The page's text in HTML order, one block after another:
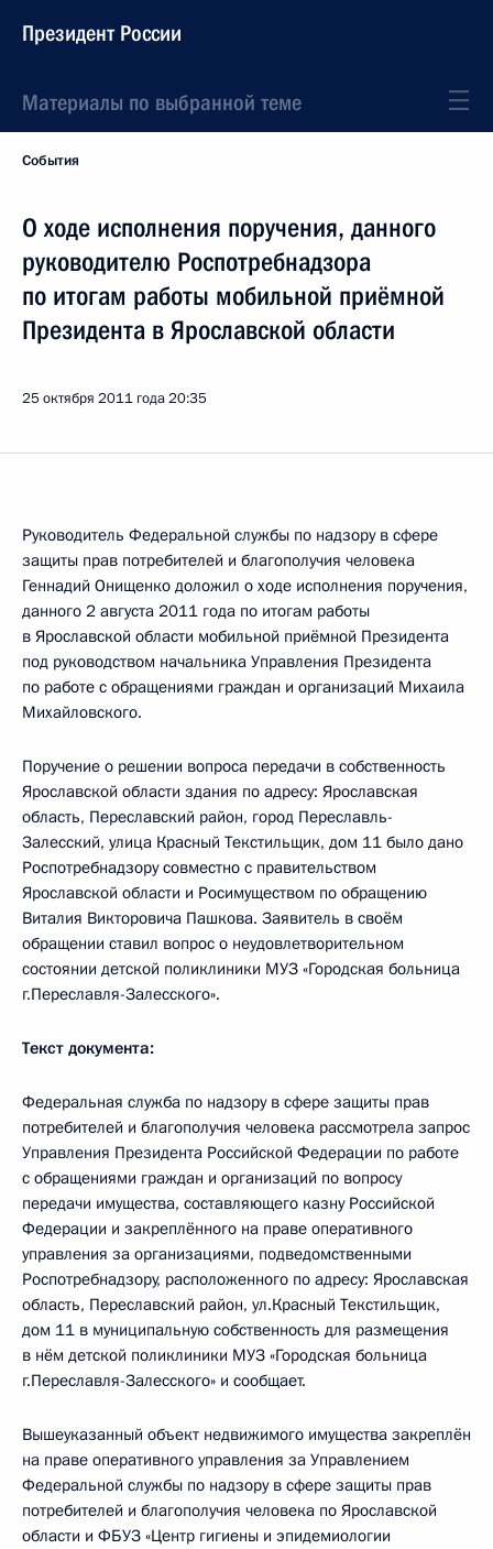
Президент России
Материалы по выбранной теме
События
О ходе исполнения поручения, данного
руководителю Роспотребнадзора
по итогам работы мобильной приёмной
Президента в Ярославской области
25 октября 2011 года20:35
Руководитель Федеральной службы по надзору в сфере
защиты прав потребителей и благополучия человека
Геннадий Онищенко доложил о ходе исполнения поручения,
данного 2 августа 2011 года по итогам работы
в Ярославской области мобильной приёмной Президента
под руководством начальника Управления Президента
по работе с обращениями граждан и организаций Михаила
Михайловского.
Поручение о решении вопроса передачи в собственность
Ярославской области здания по адресу: Ярославская
область, Переславский район, город Переславль-
Залесский, улица Красный Текстильщик, дом 11 было дано
Роспотребнадзору совместно с правительством
Ярославской области и Росимуществом по обращению
Виталия Викторовича Пашкова. Заявитель в своём
обращении ставил вопрос о неудовлетворительном
состоянии детской поликлиники МУЗ «Городская больница
г.Переславля-Залесского».
Текст документа:
Федеральная служба по надзору в сфере защиты прав
потребителей и благополучия человека рассмотрела запрос
Управления Президента Российской Федерации по работе
с обращениями граждан и организаций по вопросу
передачи имущества, составляющего казну Российской
Федерации и закреплённого на праве оперативного
управления за организациями, подведомственными
Роспотребнадзору, расположенного по адресу: Ярославская
область, Переславский район, ул.Красный Текстильщик,
дом 11 в муниципальную собственность для размещения
в нём детской поликлиники МУЗ «Городская больница
г.Переславля-Залесского» и сообщает.
Вышеуказанный объект недвижимого имущества закреплён
на праве оперативного управления за Управлением
Федеральной службы по надзору в сфере защиты прав
потребителей и благополучия человека по Ярославской
области и ФБУЗ «Центр гигиены и эпидемиологии